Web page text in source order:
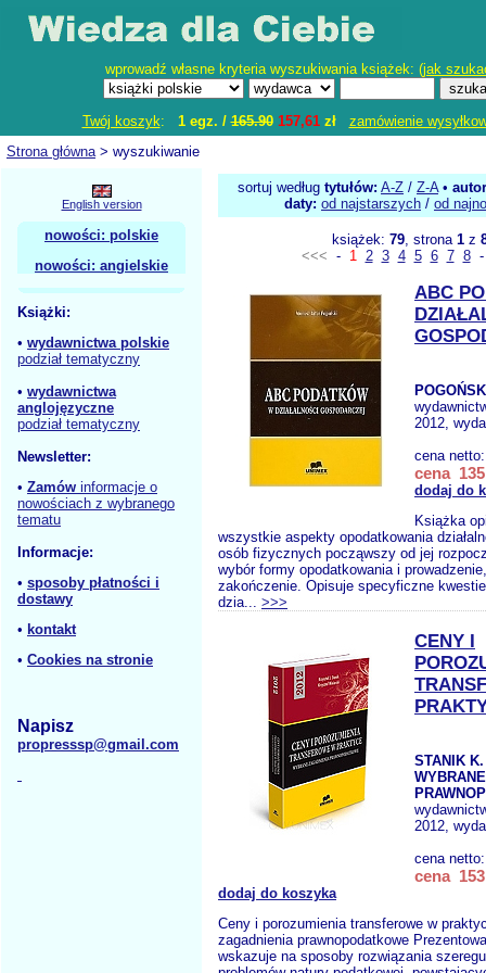
wprowadź własne kryteria wyszukiwania książek: (jak
Twój koszyk: 1 egz. /165.90 157,61zł
zamówienie
Strona główna> wyszukiwanie
English version
nowości: polskie
nowości: angielskie
Książki:
• wydawnictwa polskie
podział tematyczny
• wydawnictwa
anglojęzyczne
podział tematyczny
Newsletter:
• Zamów informacje o
nowościach z wybranego
tematu
Informacje:
• sposoby płatności i
dostawy
• kontakt
• Cookies na stronie
Napisz
propresssp@gmail.com
sortuj według tytułów: A-Z / Z-A•
daty: od najstarszych / od
książek: 79, strona 1z
<<< - 1 2 3 4 5 6 7 8
ABC
2012,
cena
cena
dodaj do
Książka
wszystkie aspekty opodatkowania
osób fizycznych począwszy od jej
wybór formy opodatkowania i
zakończenie. Opisuje specyficzne
dzia... >>>
CENY I
STANIK
2012,
cena
cena
dodaj do koszyka
Ceny i porozumienia transferowe w
zagadnienia prawnopodatkowe
wskazuje na sposoby rozwiązania